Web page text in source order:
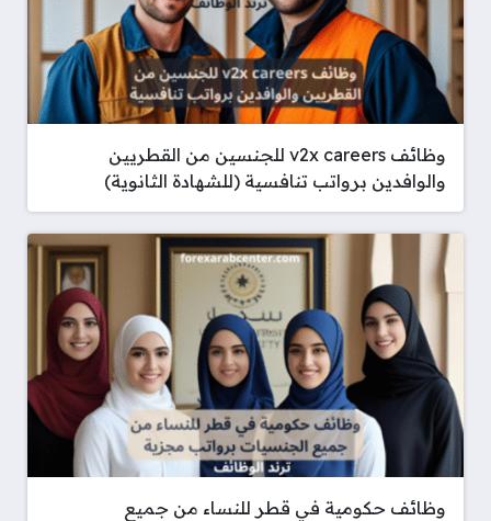
وظائف v2x careers للجنسين من القطريين
والوافدين برواتب تنافسية (للشهادة الثانوية)
وظائف حكومية في قطر للنساء من جميع